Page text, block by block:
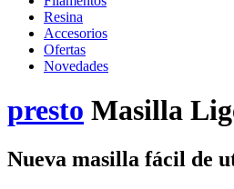
Resina
Accesorios
Ofertas
Novedades
presto Masilla
Nueva masilla fácil de